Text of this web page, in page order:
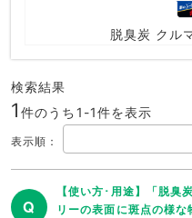
脱臭炭 クル
検索結果
1件のうち1-1件を表示
表示順 ：
Q
【使い方･用途】「脱臭
リーの表面に斑点の様